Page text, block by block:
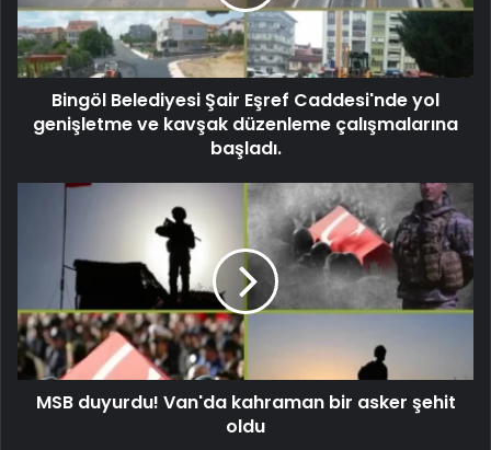
Bingöl Belediyesi Şair Eşref Caddesi'nde yol
genişletme ve kavşak düzenleme çalışmalarına
başladı.
MSB duyurdu! Van'da kahraman bir asker şehit
oldu